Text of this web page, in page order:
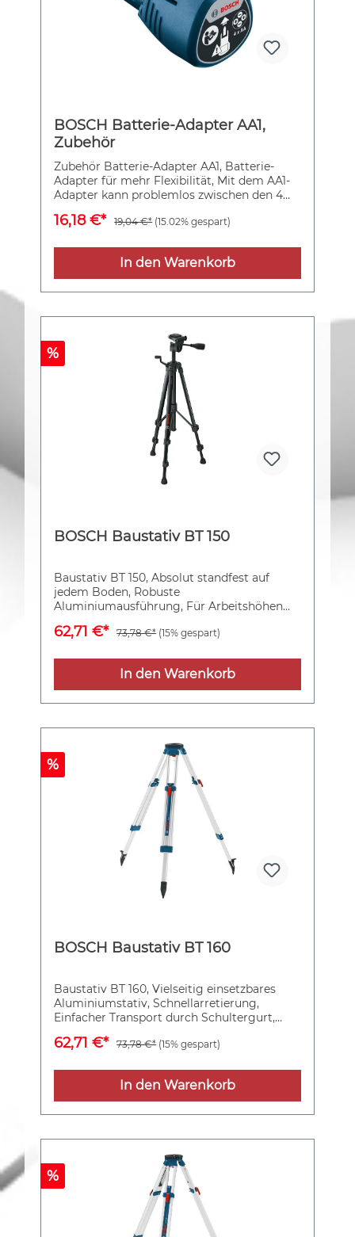
Professional kompatibel. USB-C™-Kabel
BOSCH Batterie-Adapter AA1,
Zubehör
Zubehör Batterie-Adapter AA1, Batterie-
Adapter für mehr Flexibilität, Mit dem AA1-
Adapter kann problemlos zwischen den 4
Volt-Akku gewechselt und so flexibel
der Arbeit, während der 12-Volt-Akku lädt.,
Kompatibel mit ausgewählten Messgeräten,
die mit dem 10,8-Volt- und 12-Volt-Power
System arbeiten.
16,18 €* 19,04 €* (15.02% gespart)
In den Warenkorb
%
BOSCH Baustativ BT 150
Baustativ BT 150, Absolut standfest auf
jedem Boden, Robuste
Aluminiumausführung, Für Arbeitshöhen
Präzision durch Dosenlibelle
62,71 €* 73,78 €* (15% gespart)
In den Warenkorb
%
BOSCH Baustativ BT 160
Baustativ BT 160, Vielseitig einsetzbares
Aluminiumstativ, Schnellarretierung,
Einfacher Transport durch Schultergurt,
62,71 €* 73,78 €* (15% gespart)
In den Warenkorb
%